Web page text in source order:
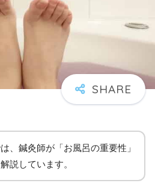
、鍼灸師が「お風呂の重要性」
説しています。